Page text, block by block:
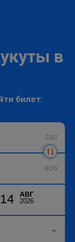
в
билет:
CUC
BOG
14 АВГ
2026